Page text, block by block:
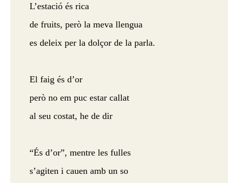
L’estació és rica
de fruits, però la meva llengua
es deleix per la dolçor de la parla.
El faig és d’or
però no em puc estar callat
al seu costat, he de dir
“És d’or”, mentre les fulles
s’agiten i cauen amb un so